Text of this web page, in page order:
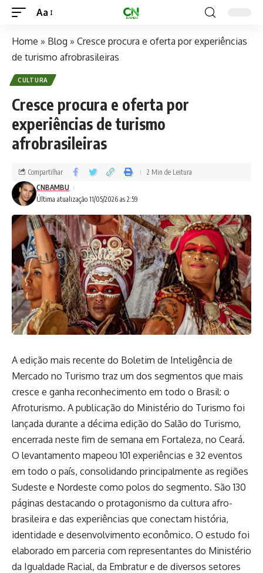
Aa
Home » Blog » Cresce procura e oferta por experiências
de turismo afrobrasileiras
CULTURA
Cresce procura e oferta por
experiências de turismo
afrobrasileiras
Última atualização 11/05/2026 as 2:59
CNBAMBU
Compartilhar 2 Min de Leitura
A edição mais recente do Boletim de Inteligência de
Mercado no Turismo traz um dos segmentos que mais
cresce e ganha reconhecimento em todo o Brasil: o
Afroturismo. A publicação do Ministério do Turismo foi
lançada durante a décima edição do Salão do Turismo,
encerrada neste fim de semana em Fortaleza, no Ceará.
O levantamento mapeou 101 experiências e 32 eventos
em todo o país, consolidando principalmente as regiões
Sudeste e Nordeste como polos do segmento. São 130
páginas destacando o protagonismo da cultura afro-
brasileira e das experiências que conectam história,
identidade e desenvolvimento econômico. O estudo foi
elaborado em parceria com representantes do Ministério
da Igualdade Racial, da Embratur e de diversos setores